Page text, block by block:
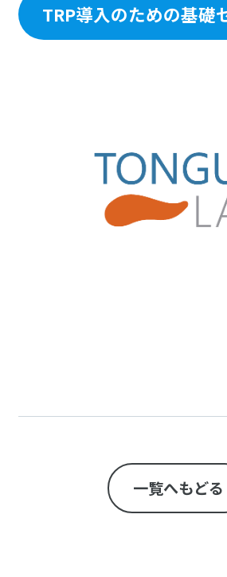
TRP導入のための基礎
一覧へもどる